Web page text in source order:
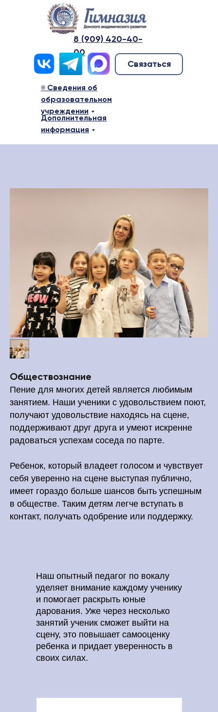
Дополнительная
информация
≡ Сведения об
образовательном
учреждении
Связаться
8 (909) 420-40-
00
Обществознание
Пение для многих детей является любимым
занятием. Наши ученики с удовольствием поют,
получают удовольствие находясь на сцене,
поддерживают друг друга и умеют искренне
радоваться успехам соседа по парте.
Ребенок, который владеет голосом и чувствует
себя уверенно на сцене выступая публично,
имеет гораздо больше шансов быть успешным
в обществе. Таким детям легче вступать в
контакт, получать одобрение или поддержку.
Наш опытный педагог по вокалу
уделяет внимание каждому ученику
и помогает раскрыть юные
дарования. Уже через несколько
занятий ученик сможет выйти на
сцену, это повышает самооценку
ребенка и придает уверенность в
своих силах.